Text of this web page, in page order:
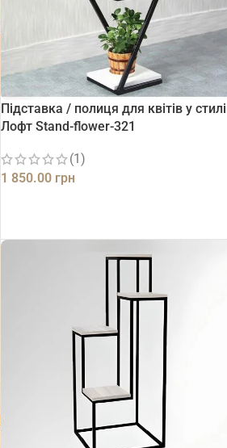
Підставка / полиця для квітів у стилі
Лофт Stand-flower-321
(1)
1 850.00 грн